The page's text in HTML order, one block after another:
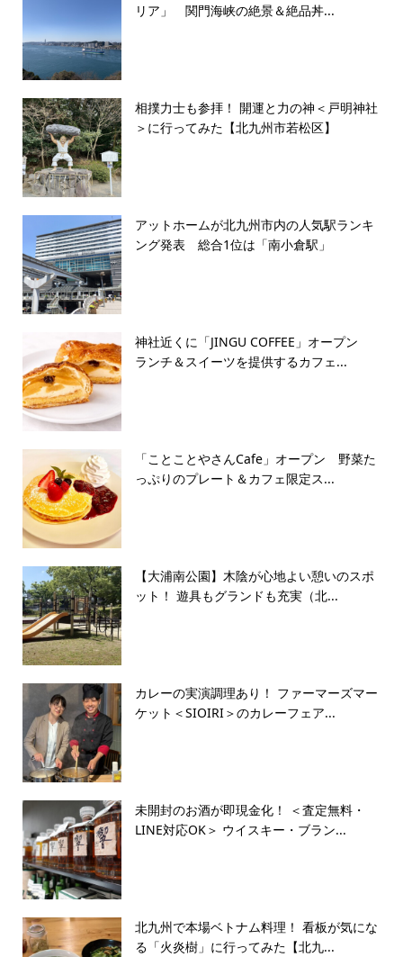
リア」 関門海峡の絶景＆絶品丼...
相撲力士も参拝！ 開運と力の神＜戸明神社
＞に行ってみた【北九州市若松区】
アットホームが北九州市内の人気駅ランキ
ング発表 総合1位は「南小倉駅」
神社近くに「JINGU COFFEE」オープン
ランチ＆スイーツを提供するカフェ...
「ことことやさんCafe」オープン 野菜た
っぷりのプレート＆カフェ限定ス...
【大浦南公園】木陰が心地よい憩いのスポ
ット！ 遊具もグランドも充実（北...
カレーの実演調理あり！ ファーマーズマー
ケット＜SIOIRI＞のカレーフェア...
未開封のお酒が即現金化！ ＜査定無料・
LINE対応OK＞ ウイスキー・ブラン...
北九州で本場ベトナム料理！ 看板が気にな
る「火炎樹」に行ってみた【北九...